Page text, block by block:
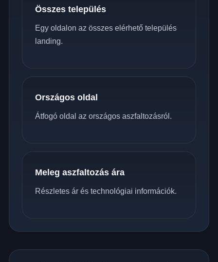
Összes település
Egy oldalon az összes elérhető település
landing.
Országos oldal
Átfogó oldal az országos aszfaltozásról.
Meleg aszfaltozás ára
Részletes ár és technológiai információk.